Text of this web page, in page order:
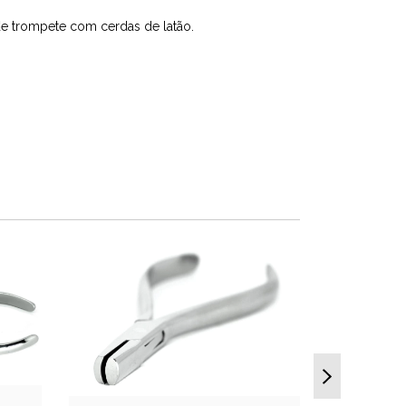
trompete com cerdas de latão.